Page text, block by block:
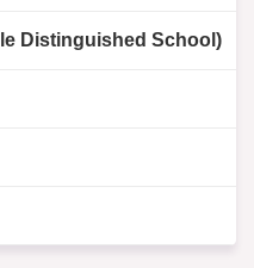
Distinguished School)